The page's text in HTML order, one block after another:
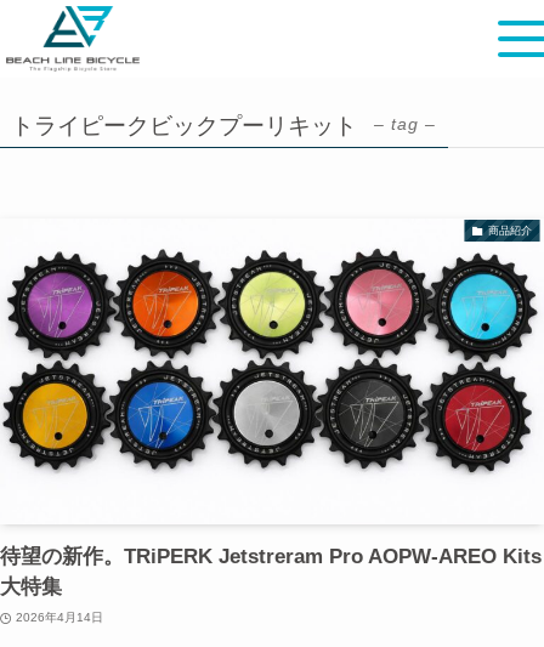
トライピークビックプーリキット – tag –
商品紹介
待望の新作。TRiPERK Jetstreram Pro AOPW-AREO Kits
大特集
2026年4月14日